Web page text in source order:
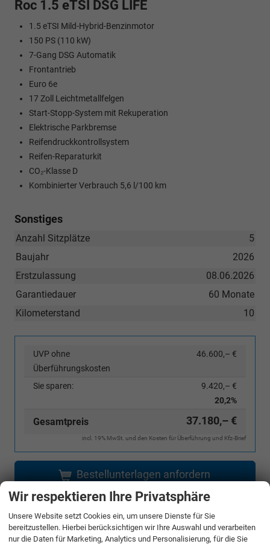
Roc 1.5 eTSI DSG LIFE
1.5 eTSI Mild-Hybrid-Benzinmotor
150 PS (110 kW)
7-Gang DSG Automatik
Frontantrieb
Euro 6e
17 Zoll Leichtmetallfelgen
Start-Stopp-System mit Rekuperation
Elektrische Parkbremse
Reifendruckkontrollsystem
Reifen-Reparaturkit
CO₂-Klasse D
Kombinierter Verbrauch 5,6 l/100 km
Sonstiges
5
Anzahl Sitzplätze
2026
Baujahr
08.06.2026
Erstzulassung
60 Monate
Garantiedauer
10
Kilometerstand
UVP ohne
Überführungskosten
46.600,– €
Sie sparen:
9.420,– €
20,2%
Gesamtpreis 37.180,– €
incl. 19% MwSt. und den Kosten für Überführung und Kfz-Brief
Bestellunterlagen anfordern
Angebot anfordern
Merken
Wir respektieren Ihre Privatsphäre
Unsere Website setzt Cookies ein, um unsere Dienste für Sie
bereitzustellen. Hierbei berücksichtigen wir Ihre Auswahl und verarbeiten
nur die Daten für Marketing, Analytics und Personalisierung, für die Sie